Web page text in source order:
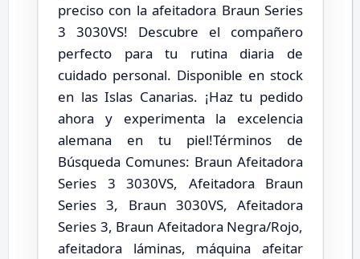
preciso con la afeitadora Braun Series
3 3030VS! Descubre el compañero
perfecto para tu rutina diaria de
cuidado personal. Disponible en stock
en las Islas Canarias. ¡Haz tu pedido
ahora y experimenta la excelencia
alemana en tu piel!Términos de
Búsqueda Comunes: Braun Afeitadora
Series 3 3030VS, Afeitadora Braun
Series 3, Braun 3030VS, Afeitadora
Series 3, Braun Afeitadora Negra/Rojo,
afeitadora láminas, máquina afeitar